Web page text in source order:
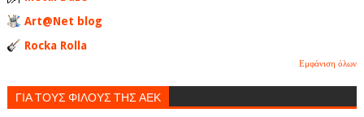
Art@Net blog
Rocka Rolla
Εμφάνιση όλων
ΓΙΑ ΤΟΥΣ ΦΙΛΟΥΣ ΤΗΣ ΑΕΚ